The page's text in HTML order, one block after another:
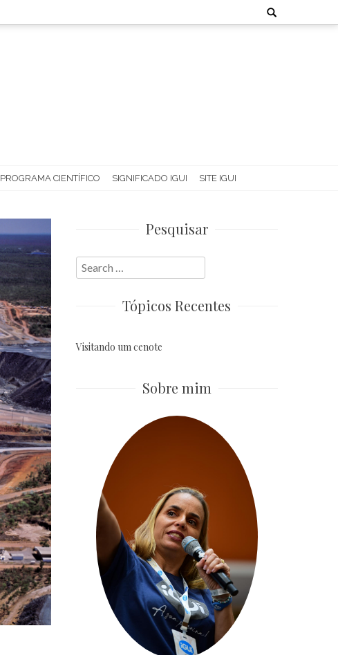
Search
for:
PROGRAMA CIENTÍFICO SIGNIFICADO IGUI SITE IGUI
Pesquisar
Search
for:
Tópicos Recentes
Visitando um cenote
Sobre mim